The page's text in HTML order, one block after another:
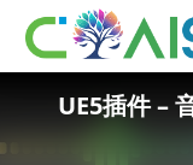
UE5插件 –